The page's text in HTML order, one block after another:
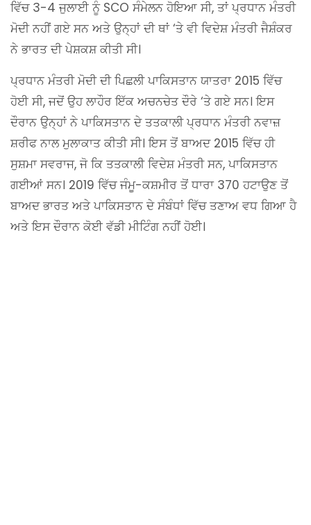
ਵਿੱਚ 3-4 ਜੁਲਾਈ ਨੂੰ SCO ਸੰਮੇਲਨ ਹੋਇਆ ਸੀ, ਤਾਂ ਪ੍ਰਧਾਨ ਮੰਤਰੀ
ਮੋਦੀ ਨਹੀਂ ਗਏ ਸਨ ਅਤੇ ਉਨ੍ਹਾਂ ਦੀ ਥਾਂ ‘ਤੇ ਵੀ ਵਿਦੇਸ਼ ਮੰਤਰੀ ਜੈਸ਼ੰਕਰ
ਨੇ ਭਾਰਤ ਦੀ ਪੇਸ਼ਕਸ਼ ਕੀਤੀ ਸੀ।
ਪ੍ਰਧਾਨ ਮੰਤਰੀ ਮੋਦੀ ਦੀ ਪਿਛਲੀ ਪਾਕਿਸਤਾਨ ਯਾਤਰਾ 2015 ਵਿੱਚ
ਹੋਈ ਸੀ, ਜਦੋਂ ਉਹ ਲਾਹੌਰ ਇੱਕ ਅਚਨਚੇਤ ਦੌਰੇ ‘ਤੇ ਗਏ ਸਨ। ਇਸ
ਦੌਰਾਨ ਉਨ੍ਹਾਂ ਨੇ ਪਾਕਿਸਤਾਨ ਦੇ ਤਤਕਾਲੀ ਪ੍ਰਧਾਨ ਮੰਤਰੀ ਨਵਾਜ਼
ਸ਼ਰੀਫ ਨਾਲ ਮੁਲਾਕਾਤ ਕੀਤੀ ਸੀ। ਇਸ ਤੋਂ ਬਾਅਦ 2015 ਵਿੱਚ ਹੀ
ਸੁਸ਼ਮਾ ਸਵਰਾਜ, ਜੋ ਕਿ ਤਤਕਾਲੀ ਵਿਦੇਸ਼ ਮੰਤਰੀ ਸਨ, ਪਾਕਿਸਤਾਨ
ਗਈਆਂ ਸਨ। 2019 ਵਿੱਚ ਜੰਮੂ-ਕਸ਼ਮੀਰ ਤੋਂ ਧਾਰਾ 370 ਹਟਾਉਣ ਤੋਂ
ਬਾਅਦ ਭਾਰਤ ਅਤੇ ਪਾਕਿਸਤਾਨ ਦੇ ਸੰਬੰਧਾਂ ਵਿੱਚ ਤਣਾਅ ਵਧ ਗਿਆ ਹੈ
ਅਤੇ ਇਸ ਦੌਰਾਨ ਕੋਈ ਵੱਡੀ ਮੀਟਿੰਗ ਨਹੀਂ ਹੋਈ।